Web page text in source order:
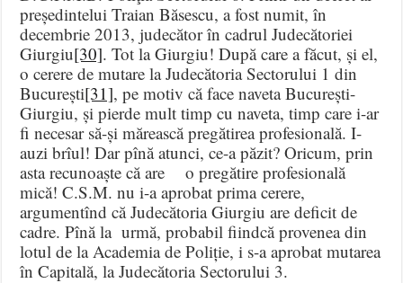
președintelui Traian Băsescu, a fost numit, în
decembrie 2013, judecător în cadrul Judecătoriei
Giurgiu[30]. Tot la Giurgiu! După care a făcut, și el,
o cerere de mutare la Judecătoria Sectorului 1 din
București[31], pe motiv că face naveta București-
Giurgiu, și pierde mult timp cu naveta, timp care i-ar
fi necesar să-și mărească pregătirea profesională. I-
auzi brîul! Dar pînă atunci, ce-a păzit? Oricum, prin
asta recunoaște că are o pregătire profesională
mică! C.S.M. nu i-a aprobat prima cerere,
argumentînd că Judecătoria Giurgiu are deficit de
cadre. Pînă la urmă, probabil fiindcă provenea din
lotul de la Academia de Poliție, i s-a aprobat mutarea
în Capitală, la Judecătoria Sectorului 3.